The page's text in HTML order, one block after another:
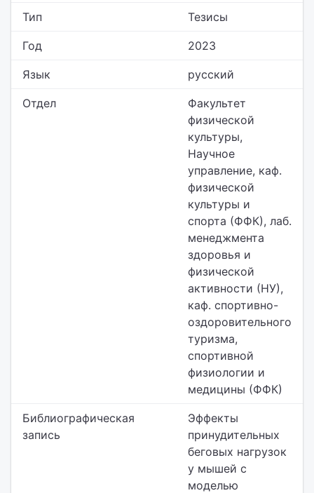
Тип Тезисы
Год 2023
Язык русский
Отдел
Факультет
физической
культуры,
Научное
управление, каф.
физической
культуры и
спорта (ФФК), лаб.
менеджмента
здоровья и
физической
активности (НУ),
каф. спортивно-
оздоровительного
туризма,
спортивной
физиологии и
медицины (ФФК)
Библиографическая
запись
Эффекты
принудительных
беговых нагрузок
у мышей с
моделью